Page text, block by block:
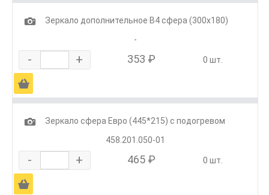
1
Зеркало дополнительное В4 сфера (300х180)
-
- + 353 ₽ 0 шт.
Ä
1
Зеркало сфера Евро (445*215) с подогревом
458.201.050-01
- + 465 ₽ 0 шт.
Ä